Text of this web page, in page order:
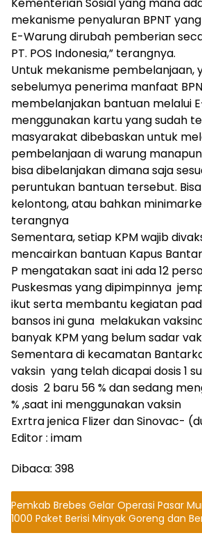
mekanisme penyaluran BPNT
E-Warung dirubah pemberian
PT. POS Indonesia,” terangnya.
Untuk mekanisme pembelanjaan,
sebelumya penerima manfaat
membelanjakan bantuan melalui
menggunakan kartu yang sudah
masyarakat dibebaskan untuk
pembelanjaan di warung
bisa dibelanjakan dimana saja
peruntukan bantuan tersebut.
kelontong, atau bahkan
terangnya
Sementara, setiap KPM wajib
mencairkan bantuan Kapus
P mengatakan saat ini ada 12
Puskesmas yang dipimpinnya
ikut serta membantu kegiatan
bansos ini guna melakukan
banyak KPM yang belum sadar
Sementara di kecamatan
vaksin yang telah dicapai dosis 1
dosis 2 baru 56 % dan sedang
% ,saat ini menggunakan vaksin
Exrtra jenica Flizer dan Sinovac-
Editor : imam
Dibaca: 398
Pemkab Brebes Gelar Operasi Pasar
1000 Paket Berisi Minyak Goreng dan